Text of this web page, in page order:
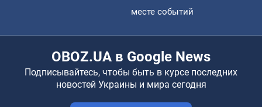
месте событий
OBOZ.UA в Google News
Подписывайтесь, чтобы быть в курсе последних
новостей Украины и мира сегодня